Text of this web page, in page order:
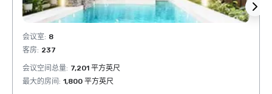
会议室: 8
客房: 237
会议空间总量: 7,201 平方英尺
最大的房间 : 1,800 平方英尺